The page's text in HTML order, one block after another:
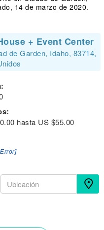
14 de marzo de 2020.
+ Event Center
de Garden, Idaho, 83714,
hasta US $55.00